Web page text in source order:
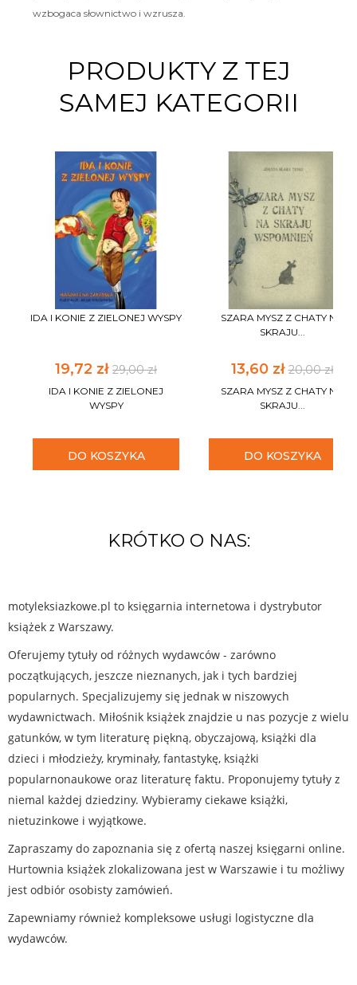
wzbogaca słownictwo i wzrusza.
PRODUKTY Z TEJ
SAMEJ KATEGORII
IDA I KONIE Z ZIELONEJ WYSPY
19,72 zł 29,00 zł
IDA I KONIE Z ZIELONEJ
WYSPY
DO KOSZYKA
SZARA MYSZ Z CHATY NA
SKRAJU...
13,60 zł20,00 zł
SZARA MYSZ Z CHATY NA
SKRAJU...
DO KOSZYKA
KRÓTKO O NAS:
motyleksiazkowe.pl to księgarnia internetowa i dystrybutor
książek z Warszawy.
Oferujemy tytuły od różnych wydawców - zarówno
początkujących, jeszcze nieznanych, jak i tych bardziej
popularnych. Specjalizujemy się jednak w niszowych
wydawnictwach. Miłośnik książek znajdzie u nas pozycje z wielu
gatunków, w tym literaturę piękną, obyczajową, książki dla
dzieci i młodzieży, kryminały, fantastykę, książki
popularnonaukowe oraz literaturę faktu. Proponujemy tytuły z
niemal każdej dziedziny. Wybieramy ciekawe książki,
nietuzinkowe i wyjątkowe.
Zapraszamy do zapoznania się z ofertą naszej księgarni online.
Hurtownia książek zlokalizowana jest w Warszawie i tu możliwy
jest odbiór osobisty zamówień.
Zapewniamy również kompleksowe usługi logistyczne dla
wydawców.